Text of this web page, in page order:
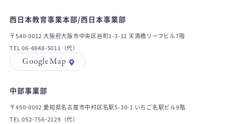
西日本教育事業本部/西日本事業部
〒540-0012 大阪府大阪市中央区谷町1-3-12 天満橋リーフビル7階
TEL 06-6948-5011（代）
GoogleMap
中部事業部
〒450-0002 愛知県名古屋市中村区名駅5-30-1 いちご名駅ビル9階
TEL 052-756-2129（代）